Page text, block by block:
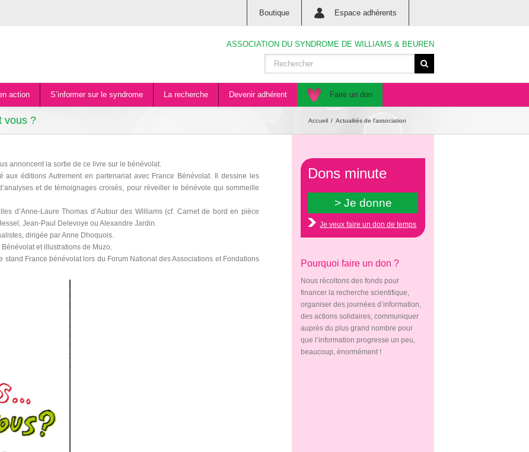
Boutique Espace adhérents
ASSOCIATION DU SYNDROME DE WILLIAMS & BEUREN
action S’informer sur le syndrome La recherche Devenir adhérent Faire un don
vous ? Accueil Actualités de l'association
annoncent la sortie de ce livre sur le bénévolat.
éditions Autrement en partenariat avec France Bénévolat. Il dessine les
et de témoignages croisés, pour réveiller le bénévole qui sommeille
d’Anne-Laure Thomas d’Autour des Williams (cf. Carnet de bord en pièce
Jean-Paul Delevoye ou Alexandre Jardin.
dirigée par Anne Dhoquois.
et illustrations de Muzo.
France bénévolat lors du Forum National des Associations et Fondations
Dons minute
Je veux faire un don de temps
Pourquoi faire un don ?
Nous récoltons des fonds pour
financer la recherche scientifique,
organiser des journées d’information,
des actions solidaires, communiquer
auprès du plus grand nombre pour
que l’information progresse un peu,
beaucoup, énormément !